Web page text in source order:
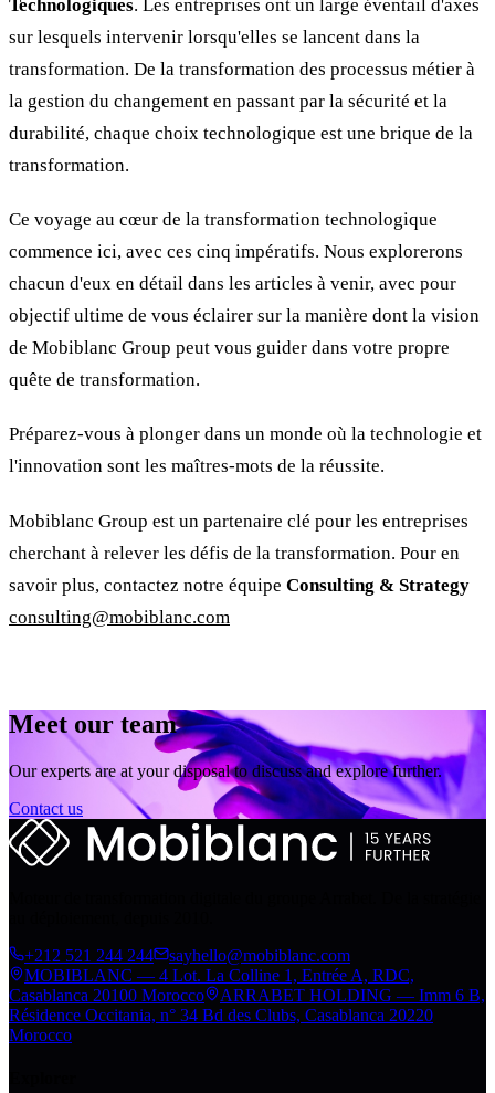
Technologiques. Les entreprises ont un large éventail d'axes
sur lesquels intervenir lorsqu'elles se lancent dans la
transformation. De la transformation des processus métier à
la gestion du changement en passant par la sécurité et la
durabilité, chaque choix technologique est une brique de la
transformation.
Ce voyage au cœur de la transformation technologique
commence ici, avec ces cinq impératifs. Nous explorerons
chacun d'eux en détail dans les articles à venir, avec pour
objectif ultime de vous éclairer sur la manière dont la vision
de Mobiblanc Group peut vous guider dans votre propre
quête de transformation.
Préparez-vous à plonger dans un monde où la technologie et
l'innovation sont les maîtres-mots de la réussite.
Mobiblanc Group est un partenaire clé pour les entreprises
cherchant à relever les défis de la transformation. Pour en
savoir plus, contactez notre équipe Consulting & Strategy
consulting@mobiblanc.com
Meet our team
Our experts are at your disposal to discuss and explore further.
Contact us
+212 521 244 244
sayhello@mobiblanc.com
MOBIBLANC — 4 Lot. La Colline 1, Entrée A, RDC,
Casablanca 20100 Morocco
ARRABET HOLDING — Imm 6 B,
Résidence Occitania, n° 34 Bd des Clubs, Casablanca 20220
Morocco